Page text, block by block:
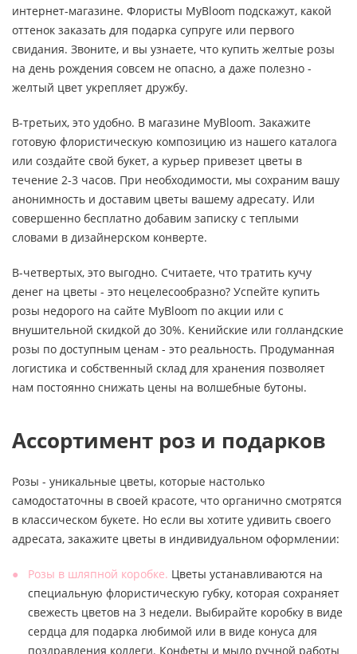
интернет-магазине. Флористы MyBloom подскажут, какой
оттенок заказать для подарка супруге или первого
свидания. Звоните, и вы узнаете, что купить желтые розы
на день рождения совсем не опасно, а даже полезно -
желтый цвет укрепляет дружбу.
В-третьих, это удобно. В магазине MyBloom. Закажите
готовую флористическую композицию из нашего каталога
или создайте свой букет, а курьер привезет цветы в
течение 2-3 часов. При необходимости, мы сохраним вашу
анонимность и доставим цветы вашему адресату. Или
совершенно бесплатно добавим записку с теплыми
словами в дизайнерском конверте.
В-четвертых, это выгодно. Считаете, что тратить кучу
денег на цветы - это нецелесообразно? Успейте купить
розы недорого на сайте MyBloom по акции или с
внушительной скидкой до 30%. Кенийские или голландские
розы по доступным ценам - это реальность. Продуманная
логистика и собственный склад для хранения позволяет
нам постоянно снижать цены на волшебные бутоны.
Ассортимент роз и подарков
Розы - уникальные цветы, которые настолько
самодостаточны в своей красоте, что органично смотрятся
в классическом букете. Но если вы хотите удивить своего
адресата, закажите цветы в индивидуальном оформлении:
Розы в шляпной коробке. Цветы устанавливаются на
специальную флористическую губку, которая сохраняет
свежесть цветов на 3 недели. Выбирайте коробку в виде
сердца для подарка любимой или в виде конуса для
поздравления коллеги. Конфеты и мыло ручной работы